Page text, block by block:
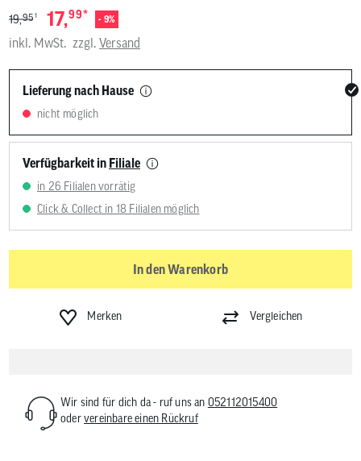
19,95 1 17,99* - 9%
inkl. MwSt. zzgl. Versand
Lieferung nach Hause
nicht möglich
Verfügbarkeit in Filiale
in 26 Filialen vorrätig
Click & Collect in 18 Filialen möglich
In den Warenkorb
Merken Vergleichen
Wir sind für dich da - ruf uns an 052112015400
odervereinbare einen Rückruf